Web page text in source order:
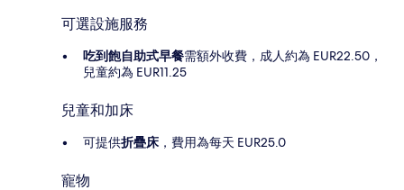
可選設施服務
吃到飽自助式早餐需額外收費，成人約為 EUR22.50，
兒童約為 EUR11.25
兒童和加床
可提供折疊床 ，費用為每天 EUR25.0
寵物